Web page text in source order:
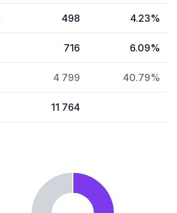
498 4.23%
716 6.09%
4 799 40.79%
11 764